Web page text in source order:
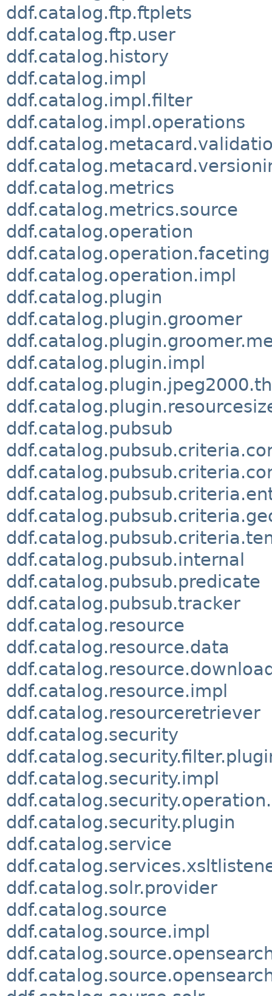
ddf.catalog.ftp.ftplets
ddf.catalog.ftp.user
ddf.catalog.history
ddf.catalog.impl
ddf.catalog.impl.filter
ddf.catalog.impl.operations
ddf.catalog.metrics
ddf.catalog.metrics.source
ddf.catalog.operation
ddf.catalog.operation.faceting
ddf.catalog.operation.impl
ddf.catalog.plugin
ddf.catalog.plugin.groomer
ddf.catalog.plugin.impl
ddf.catalog.pubsub
ddf.catalog.pubsub.internal
ddf.catalog.pubsub.predicate
ddf.catalog.pubsub.tracker
ddf.catalog.resource
ddf.catalog.resource.data
ddf.catalog.resource.impl
ddf.catalog.resourceretriever
ddf.catalog.security
ddf.catalog.security.impl
ddf.catalog.security.plugin
ddf.catalog.service
ddf.catalog.solr.provider
ddf.catalog.source
ddf.catalog.source.impl